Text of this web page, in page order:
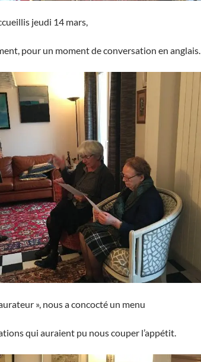
jeudi 14 mars,
pour un moment de conversation en anglais.
», nous a concocté un menu
qui auraient pu nous couper l’appétit.